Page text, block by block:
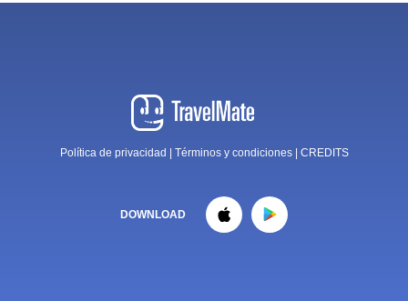
Política de privacidad Términos y condiciones CREDITS
DOWNLOAD